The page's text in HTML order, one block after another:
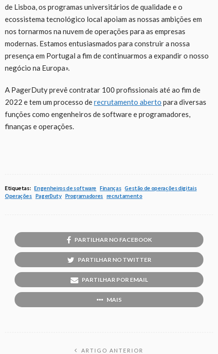
de Lisboa, os programas universitários de qualidade e o
ecossistema tecnológico local apoiam as nossas ambições em
nos tornarmos na nuvem de operações para as empresas
modernas. Estamos entusiasmados para construir a nossa
presença em Portugal a fim de continuarmos a expandir o nosso
negócio na Europa».
A PagerDuty prevê contratar 100 profissionais até ao fim de
2022 e tem um processo derecrutamento aberto para diversas
funções como engenheiros de software e programadores,
finanças e operações.
Etiquetas: Engenheiros de software Finanças Gestão de operações digitais
Operações PagerDuty Programadores recrutamento
PARTILHAR NO FACEBOOK
PARTILHAR NO TWITTER
PARTILHAR POR EMAIL
MAIS
ARTIGO ANTERIOR